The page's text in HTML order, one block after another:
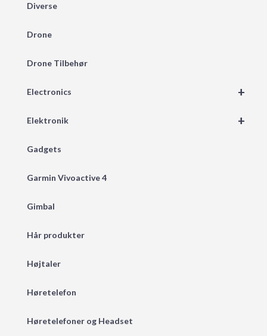
Diverse
Drone
Drone Tilbehør
+
Electronics
+
Elektronik
Gadgets
Garmin Vivoactive 4
Gimbal
Hår produkter
Højtaler
Høretelefon
Høretelefoner og Headset